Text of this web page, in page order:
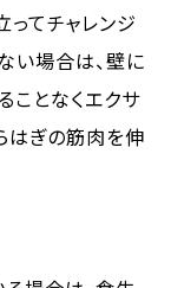
てチャレンジ
い場合は、壁に
ことなくエクサ
はぎの筋肉を伸